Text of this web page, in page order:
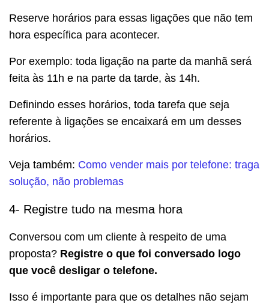
Reserve horários para essas ligações que não tem
hora específica para acontecer.
Por exemplo: toda ligação na parte da manhã será
feita às 11h e na parte da tarde, às 14h.
Definindo esses horários, toda tarefa que seja
referente à ligações se encaixará em um desses
horários.
Veja também: Como vender mais por telefone: traga
solução, não problemas
4- Registre tudo na mesma hora
Conversou com um cliente à respeito de uma
proposta? Registre o que foi conversado logo
que você desligar o telefone.
Isso é importante para que os detalhes não sejam